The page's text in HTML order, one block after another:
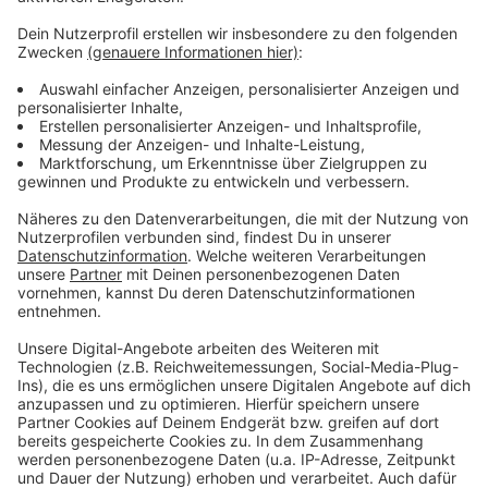
Aber selbst seine 'Opfer' müssen am Ende mit lachen -
wenn auch nicht immer. Und weil Elvis das noch viele
Jahre weitermachen möchte, benötigt er eure
Unterstützung. Ihr habt gerade jemanden im Kopf, dem
mal ein Streich gespielt werden sollte? Dann nutzt
das Formular und tretet mit Elvis direkt in Kontakt! Er
freut sich auf jede neue Nachricht.
Anzeige
Anzeige
Anzeige